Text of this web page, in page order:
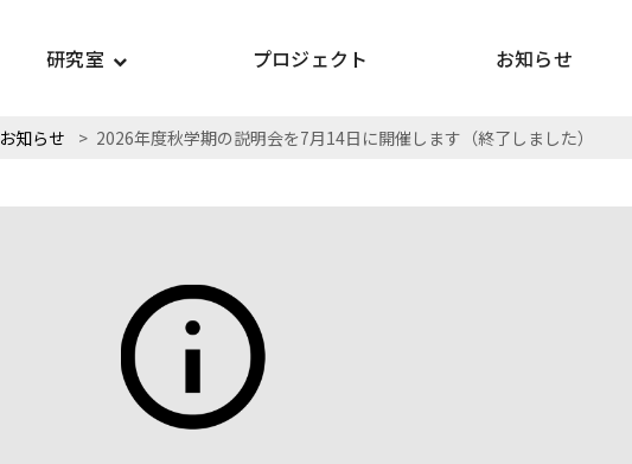
研究室 プロジェクト お知らせ
お知らせ > 2026年度秋学期の説明会を7月14日に開催します（終了しました）